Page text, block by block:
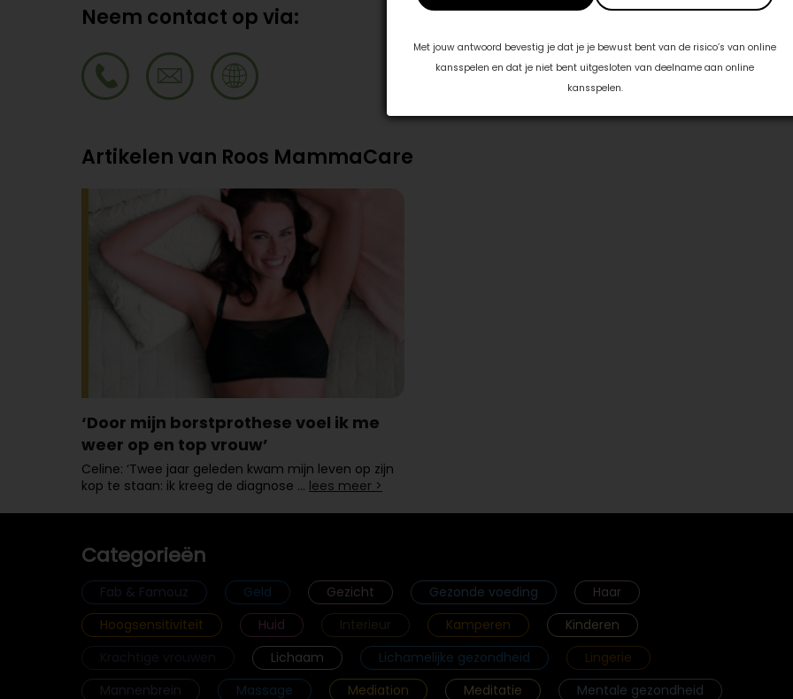
Met jouw antwoord bevestig je dat je je bewust bent van de risico’s van online
kansspelen en dat je niet bent uitgesloten van deelname aan online
kansspelen.
Neem contact op via:
Artikelen van Roos MammaCare
‘Door mijn borstprothese voel ik me
weer op en top vrouw’
Celine: ‘Twee jaar geleden kwam mijn leven op zijn
kop te staan: ik kreeg de diagnose … lees meer >
Categorieën
Fab & Famouz Geld Gezicht Gezonde voeding
Haar
Hoogsensitiviteit
Huid Interieur Kamperen
Kinderen
Lichaam Lichamelijke gezondheid
Lingerie
Mannenbrein
Massage Mediation Meditatie Mentale gezondheid